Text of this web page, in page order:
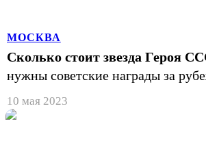
МОСКВА
Сколько стоит звезда Героя
нужны советские награды за
10 мая 2023